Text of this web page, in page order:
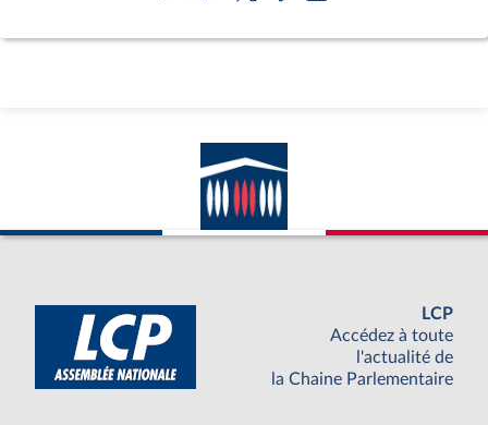
LCP
Accédez à toute
l'actualité de
la Chaine Parlementaire